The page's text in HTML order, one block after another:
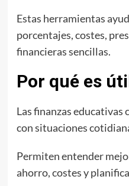
Estas herramientas
porcentajes, costes,
financieras sencillas.
Por qué es
Las finanzas educativas
con situaciones
Permiten entender
ahorro, costes y